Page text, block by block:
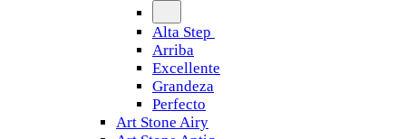
Alta Step
Arriba
Excellente
Grandeza
Perfecto
Art Stone Airy